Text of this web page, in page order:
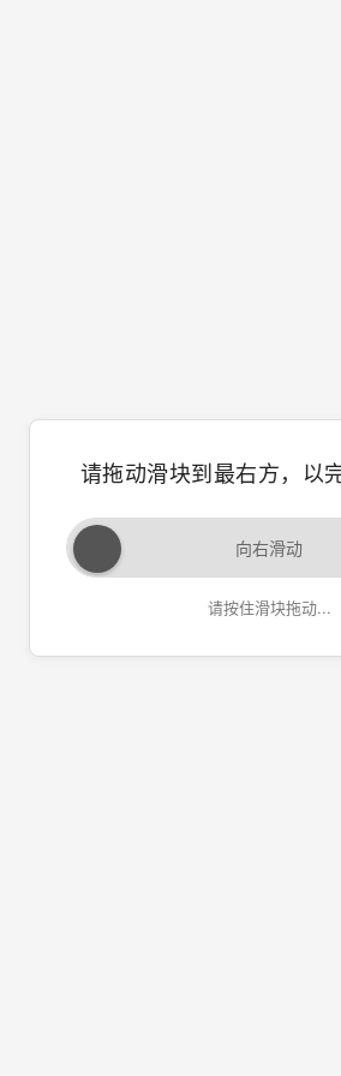
请拖动滑块到最右方，以
向右滑动
请按住滑块拖动...